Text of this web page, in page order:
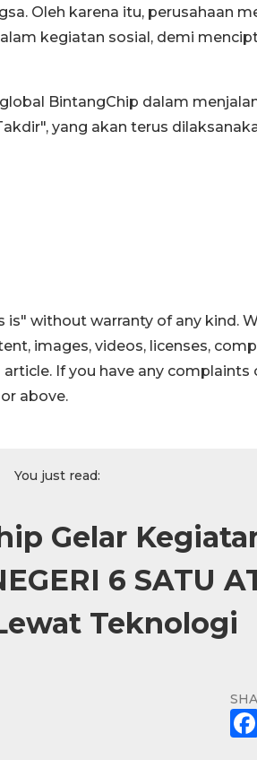
Oleh karena itu, perusahaan
kegiatan sosial, demi
BintangChip dalam
yang akan terus
without warranty of any kind.
images, videos, licenses,
If you have any complaints
above.
You just read:
Gelar
6 SATU
Teknologi